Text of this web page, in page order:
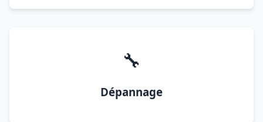
🔧
Dépannage